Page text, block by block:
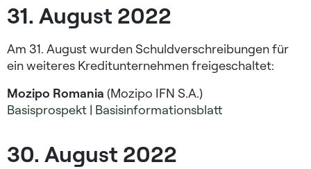
31. August 2022​
Am 31. August wurden Schuldverschreibungen für
ein weiteres Kreditunternehmen freigeschaltet:
Mozipo Romania (Mozipo IFN S.A.)
Basisprospekt | Basisinformationsblatt
30. August 2022​